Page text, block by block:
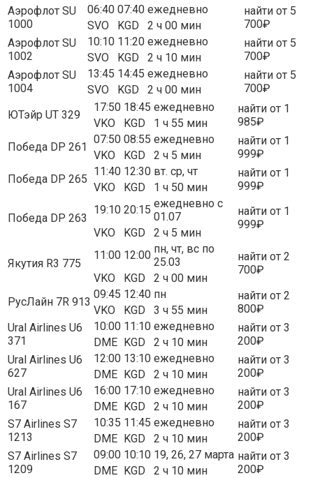
Аэрофлот SU
1000
06:40 07:40 ежедневно
найти от 5
700₽
SVO KGD
2 ч 00 мин
Аэрофлот SU
1002
10:10 11:20 ежедневно
найти от 5
700₽
SVO KGD
2 ч 10 мин
Аэрофлот SU
1004
13:45 14:45 ежедневно
найти от 5
700₽
SVO KGD
2 ч 00 мин
ЮТэйр UT 329
17:50 18:45 ежедневно
найти от 1
985₽
VKO KGD
1 ч 55 мин
Победа DP 261
07:50 08:55 ежедневно
найти от 1
999₽
VKO KGD
2 ч 5 мин
Победа DP 265
11:40 12:30 вт. ср, чт
найти от 1
999₽
VKO KGD 1 ч 50 мин
Победа DP 263
19:10 20:15 ежедневно с
01.07
найти от 1
999₽
VKO KGD 2 ч 5 мин
Якутия R3 775
11:00 12:00 пн, чт, вс по
25.03
найти от 2
700₽
VKO KGD
2 ч 00 мин
РусЛайн 7R 913
09:45 12:40 пн
найти от 2
800₽
VKO KGD
3 ч 55 мин
Ural Airlines U6
371
10:00 11:10 ежедневно
найти от 3
200₽
DME KGD
2 ч 10 мин
Ural Airlines U6
627
12:00 13:10 ежедневно
найти от 3
200₽
DME KGD
2 ч 10 мин
Ural Airlines U6
167
16:00 17:10 ежедневно
найти от 3
200₽
DME KGD
2 ч 10 мин
S7 Airlines S7
1213
10:35 11:45 ежедневно
найти от 3
200₽
DME KGD
2 ч 10 мин
S7 Airlines S7
1209
09:00 10:10 19, 26, 27 марта найти от 3
200₽
DME KGD
2 ч 10 мин